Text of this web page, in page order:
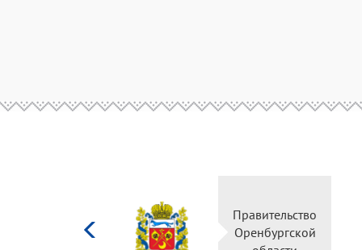
Правительство
Оренбургской